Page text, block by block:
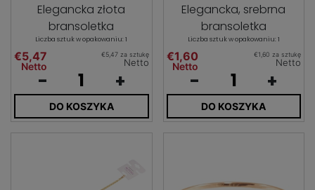
Elegancka złota
bransoletka
Liczba sztuk w opakowaniu: 1
€5,47
Netto
€5,47 za sztukę
Netto
- +
DO KOSZYKA
Elegancka, srebrna
bransoletka
Liczba sztuk w opakowaniu: 1
€1,60
Netto
€1,60 za sztukę
Netto
- +
DO KOSZYKA